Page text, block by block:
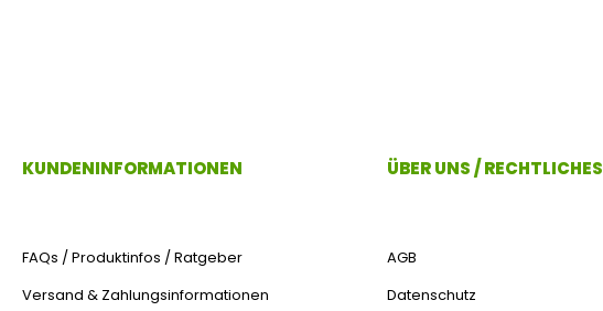
KUNDENINFORMATIONEN
FAQs / Produktinfos / Ratgeber
Versand & Zahlungsinformationen
ÜBER UNS / RECHTLICHES
AGB
Datenschutz